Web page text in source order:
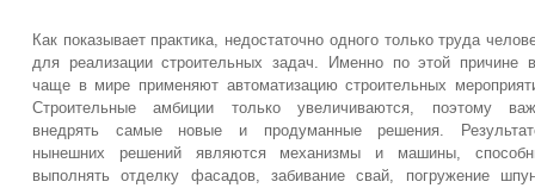
Как показывает практика, недостаточно одного только труда
для реализации строительных задач. Именно по этой причине
чаще в мире применяют автоматизацию строительных
Строительные амбиции только увеличиваются, поэтому
внедрять самые новые и продуманные решения.
нынешних решений являются механизмы и машины,
выполнять отделку фасадов, забивание свай, погружение